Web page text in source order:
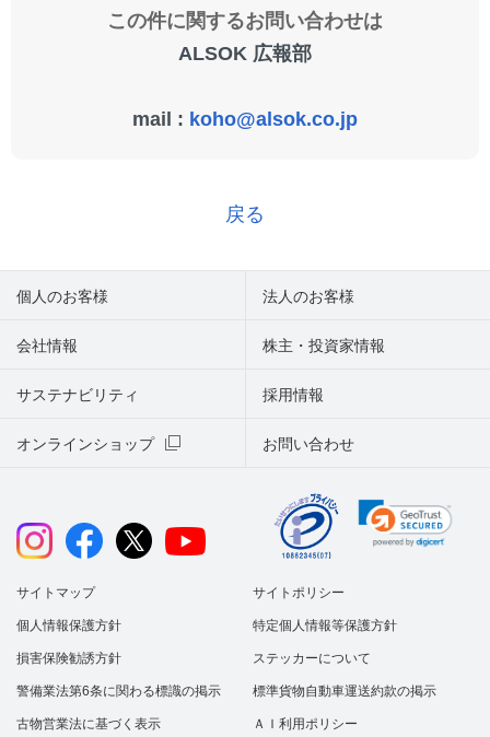
この件に関するお問い合わせは
ALSOK 広報部
mail : koho@alsok.co.jp
戻る
個人のお客様 法人のお客様
会社情報 株主・投資家情報
サステナビリティ
オンラインショップ お問い合わせ
採用情報
サイトマップ サイトポリシー
個人情報保護方針 特定個人情報等保護方針
損害保険勧誘方針 ステッカーについて
警備業法第6条に関わる標識の掲示 標準貨物自動車運送約款の掲示
古物営業法に基づく表示 ＡＩ利用ポリシー